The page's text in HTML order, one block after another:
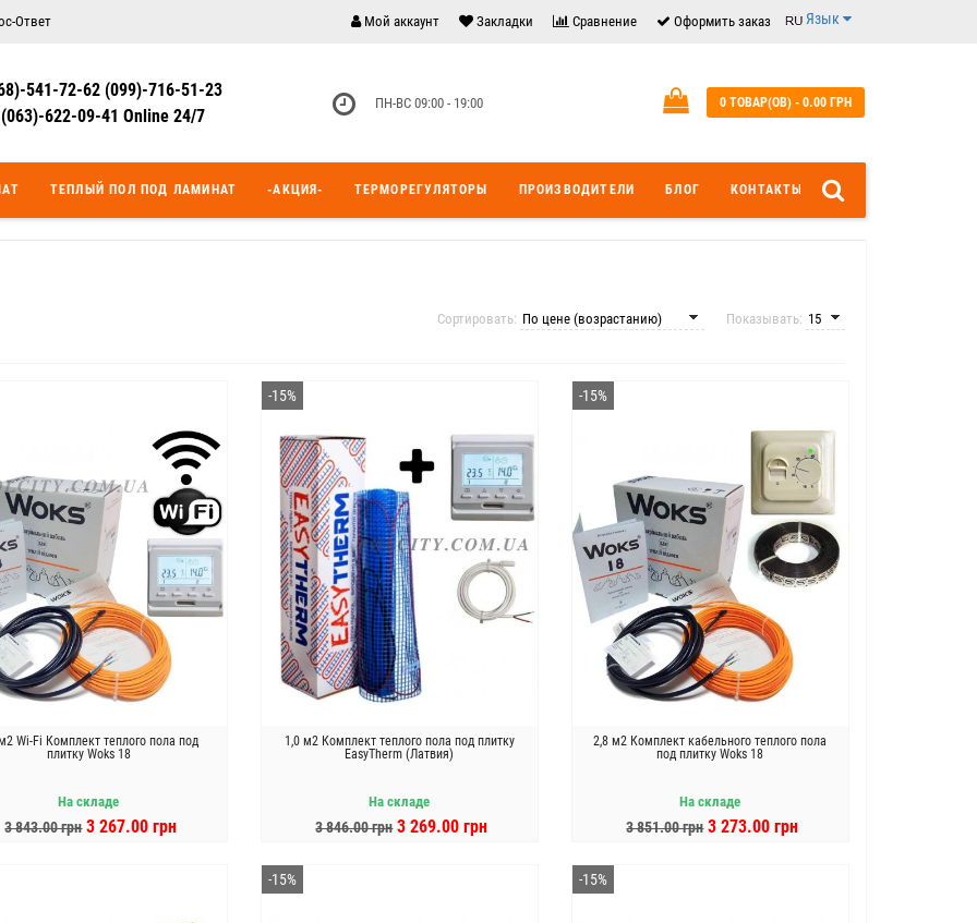
Ответ Мой аккаунт Закладки Сравнение Оформить заказ Язык
541-72-62 (099)-716-51-23
(063)-622-09-41 Online 24/7
ПН-ВС 09:00 - 19:00 0 ТОВАР(ОВ) - 0.00 ГРН
ТЕПЛЫЙ ПОЛ ПОД ЛАМИНАТ -АКЦИЯ- ТЕРМОРЕГУЛЯТОРЫ ПРОИЗВОДИТЕЛИ БЛОГ КОНТАКТЫ
Показывать:
Сортировать:
Wi-Fi Комплект теплого пола под
плитку Woks 18
На складе
3 843.00 грн 3 267.00 грн
-15%
1,0 м2 Комплект теплого пола под плитку
EasyTherm (Латвия)
На складе
3 846.00 грн 3 269.00 грн
-15%
2,8 м2 Комплект кабельного теплого пола
под плитку Woks 18
На складе
3 851.00 грн 3 273.00 грн
-15% -15%